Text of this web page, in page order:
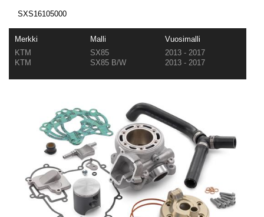
SXS16105000
Merkki Malli
Vuosimalli
KTM
SX85
2013 - 2017
KTM
SX85 B/W 2013 - 2017